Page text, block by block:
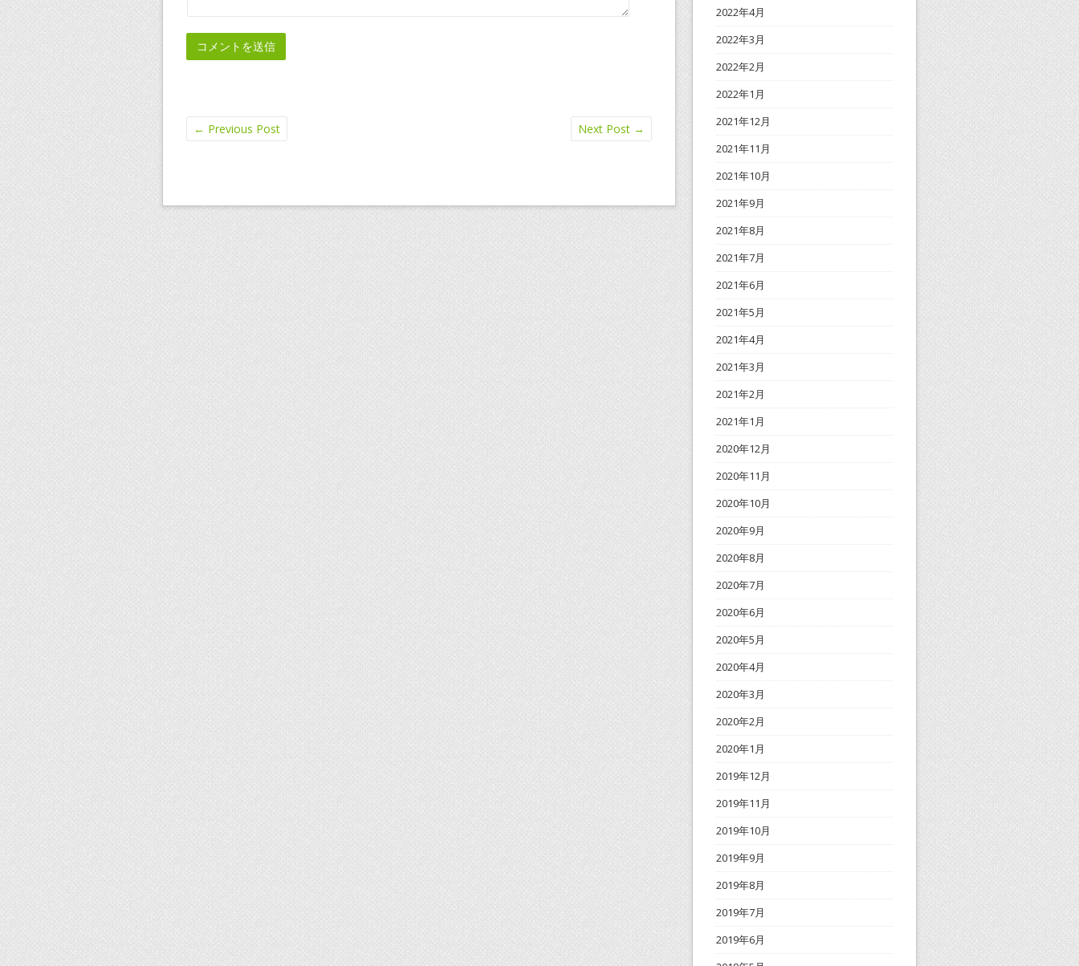
← Previous Post Next Post →
2022年4月
2022年3月
2022年2月
2022年1月
2021年12月
2021年11月
2021年10月
2021年9月
2021年8月
2021年7月
2021年6月
2021年5月
2021年4月
2021年3月
2021年2月
2021年1月
2020年12月
2020年11月
2020年10月
2020年9月
2020年8月
2020年7月
2020年6月
2020年5月
2020年4月
2020年3月
2020年2月
2020年1月
2019年12月
2019年11月
2019年10月
2019年9月
2019年8月
2019年7月
2019年6月